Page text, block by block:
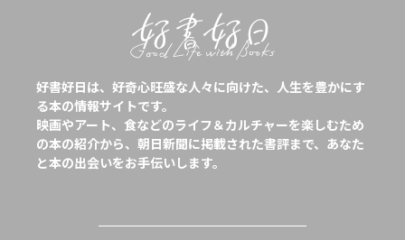
好書好日は、好奇心旺盛な人々に向けた、人生を豊かにす
る本の情報サイトです。
映画やアート、食などのライフ＆カルチャーを楽しむため
の本の紹介から、朝日新聞に掲載された書評まで、あなた
と本の出会いをお手伝いします。